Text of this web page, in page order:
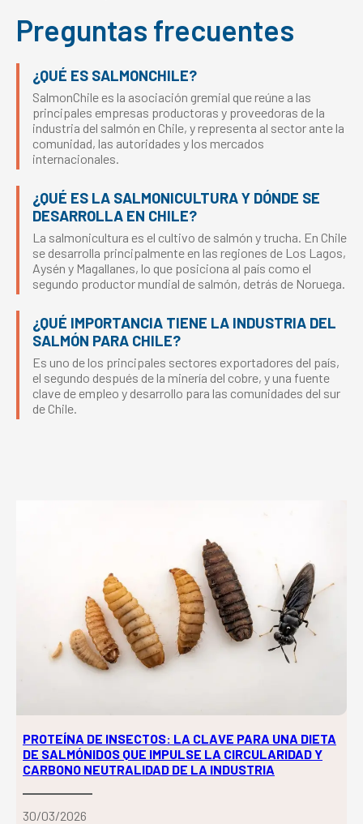
Preguntas frecuentes
¿QUÉ ES SALMONCHILE?
SalmonChile es la asociación gremial que reúne a las
principales empresas productoras y proveedoras de la
industria del salmón en Chile, y representa al sector ante la
comunidad, las autoridades y los mercados
internacionales.
¿QUÉ ES LA SALMONICULTURA Y DÓNDE SE
DESARROLLA EN CHILE?
La salmonicultura es el cultivo de salmón y trucha. En Chile
se desarrolla principalmente en las regiones de Los Lagos,
Aysén y Magallanes, lo que posiciona al país como el
segundo productor mundial de salmón, detrás de Noruega.
¿QUÉ IMPORTANCIA TIENE LA INDUSTRIA DEL
SALMÓN PARA CHILE?
Es uno de los principales sectores exportadores del país,
el segundo después de la minería del cobre, y una fuente
clave de empleo y desarrollo para las comunidades del sur
de Chile.
PROTEÍNA DE INSECTOS: LA CLAVE PARA UNA DIETA
DE SALMÓNIDOS QUE IMPULSE LA CIRCULARIDAD Y
CARBONO NEUTRALIDAD DE LA INDUSTRIA
30/03/2026